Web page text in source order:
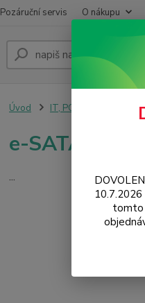
Pozáruční servis O nákupu
Úvod IT, PC, ELEKTRONIKA
e-SATA
...
tomto